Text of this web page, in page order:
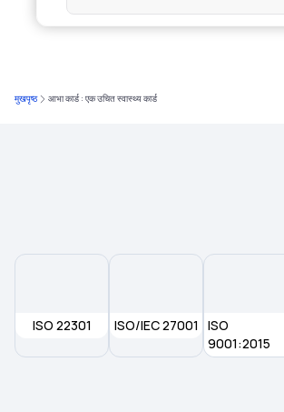
6 Lakh Health Insurance
Domiciliary Hospitalisation
मुखपृष्ठ आभा कार्ड : एक उचित स्वास्थ्य कार्ड
ISO 22301 ISO/IEC 27001
ISO
9001:2015